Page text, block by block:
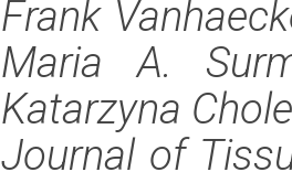
Frank
Maria A.
Katarzyna
Journal of